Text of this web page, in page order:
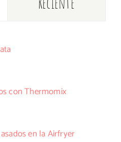
con Thermomix
en la Airfryer